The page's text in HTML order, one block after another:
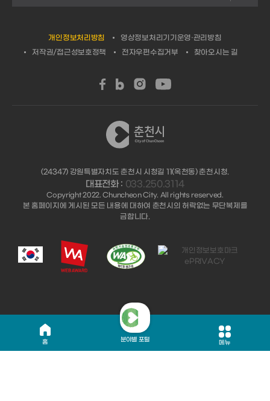
홈 분야별 포털 메뉴
개인정보처리방침
영상정보처리기기운영·관리방침
저작권/접근성보호정책
전자우편수집거부 찾아오시는 길
(24347) 강원특별자치도 춘천시 시청길 11(옥천동) 춘천시청.
대표전화 : 033.250.3114
Copyright 2022. Chuncheon City. All rights reserved.
본 홈페이지에 게시된 모든 내용에 대하여 춘천시의 허락없는 무단복제를
금합니다.